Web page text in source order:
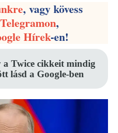
, vagy kövess
Telegramon,
Hírek-en!
a Twice cikkeit mindig
lásd a Google-ben